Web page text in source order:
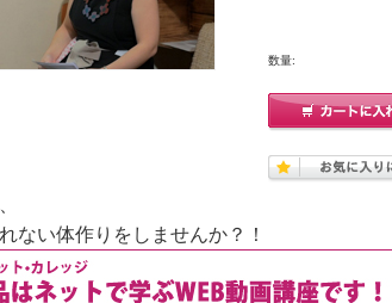
数量:
ない体作りをしませんか？！